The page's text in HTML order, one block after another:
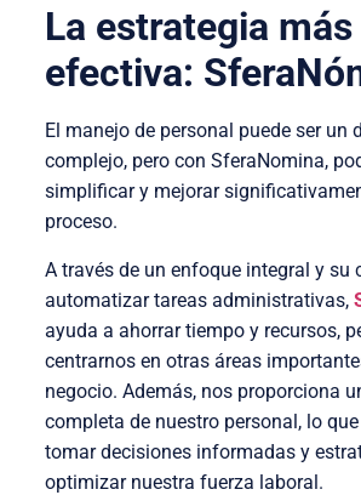
La estrategia más
efectiva:
El manejo de personal puede ser un
complejo, pero con SferaNomina,
simplificar y mejorar
proceso.
A través de un enfoque integral y su
automatizar tareas administrativas,
ayuda a ahorrar tiempo y recursos,
centrarnos en otras áreas
negocio. Además, nos proporciona
completa de nuestro personal, lo
tomar decisiones informadas y
optimizar nuestra fuerza laboral.